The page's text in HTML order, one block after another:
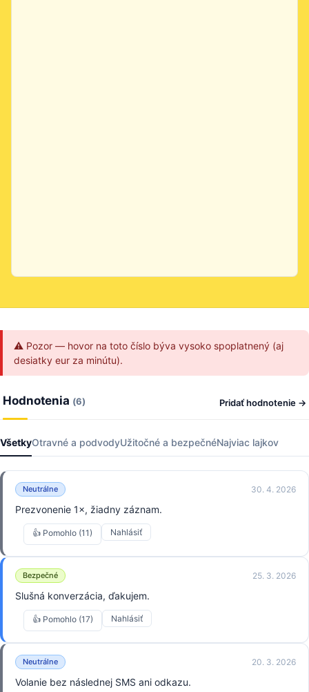
⚠ Pozor — hovor na toto číslo býva vysoko spoplatnený (aj
desiatky eur za minútu).
Hodnotenia (6) Pridať hodnotenie →
VšetkyOtravné a podvodyUžitočné a bezpečnéNajviac lajkov
Neutrálne 30. 4. 2026
Prezvonenie 1×, žiadny záznam.
👍 Pomohlo (11) Nahlásiť
Bezpečné 25. 3. 2026
Slušná konverzácia, ďakujem.
👍 Pomohlo (17) Nahlásiť
Neutrálne 20. 3. 2026
Volanie bez následnej SMS ani odkazu.